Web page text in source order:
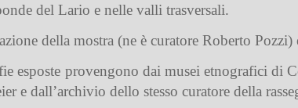
del Lario e nelle valli trasversali.
della mostra (ne è curatore Roberto
esposte provengono dai musei etnografici di
e dall’archivio dello stesso curatore della